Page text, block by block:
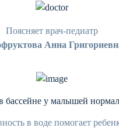
Поясняет врач-педиатр
Анна
бассейне у малышей
в воде помогает